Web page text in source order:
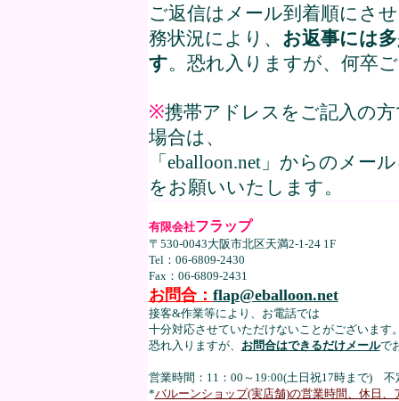
ご返信はメール到着順にさ
務状況により、 お返事には
す。恐れ入りますが、何卒
※携帯アドレスをご記入の
場合は、
「eballoon.net」からのメ
をお願いいたします。
有限会社フラップ
〒530-0043大阪市北区天満2-1-24 1F
Tel：06-6809-2430
Fax：06-6809-2431
お問合： flap@eballoon.net
接客&作業等により、お電話では
十分対応させていただけないことがございます
恐れ入りますが、 お問合はできるだけメールで
営業時間：11：00～19:00(土日祝17時まで) 不
*バルーンショップ(実店舗)の営業時間、休日、